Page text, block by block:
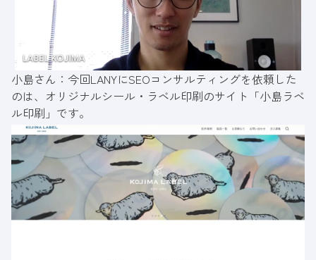
小島さん：今回LANYにSEOコンサルティングを依頼した
のは、オリジナルシール・ラベル印刷のサイト「小島ラベ
ル印刷 」です。